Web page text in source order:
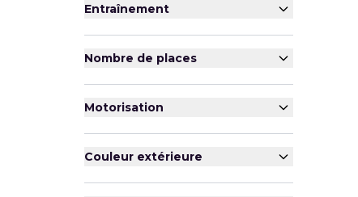
Entraînement
Nombre de places
Motorisation
Couleur extérieure